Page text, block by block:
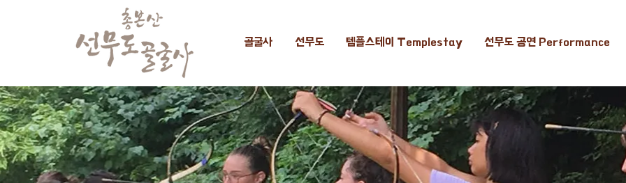
골굴사 선무도 템플스테이 Templestay 선무도 공연 Performance